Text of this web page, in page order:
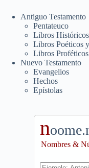
Antiguo Testamento
Pentateuco
Libros Históricos
Libros Poéticos
Libros Proféticos
Nuevo Testamento
Evangelios
Hechos
Epístolas
n
Nombres &